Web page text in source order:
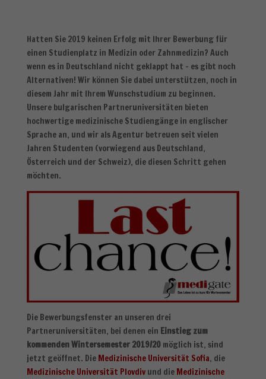
Hatten Sie 2019 keinen Erfolg mit Ihrer Bewerbung für
einen Studienplatz in Medizin oder Zahnmedizin? Auch
wenn es in Deutschland nicht geklappt hat – es gibt noch
Alternativen! Wir können Sie dabei unterstützen, noch in
diesem Jahr mit Ihrem Wunschstudium zu beginnen.
Unsere bulgarischen Partneruniversitäten bieten
hochwertige medizinische Studiengänge in englischer
Sprache an, und wir als Agentur betreuen seit vielen
Jahren Studenten (vorwiegend aus Deutschland,
Österreich und der Schweiz), die diesen Schritt gehen
möchten.
Die Bewerbungsfenster an unseren drei
Partneruniversitäten, bei denen ein Einstieg zum
kommenden Wintersemester 2019/20möglich ist, sind
jetzt geöffnet. Die Medizinische Universität Sofia, die
Medizinische Universität Plovdivund die Medizinische